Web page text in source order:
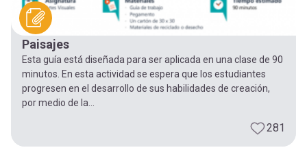
Paisajes
Esta guía está diseñada para ser aplicada en una clase de 90
minutos. En esta actividad se espera que los estudiantes
progresen en el desarrollo de sus habilidades de creación,
por medio de la...
281